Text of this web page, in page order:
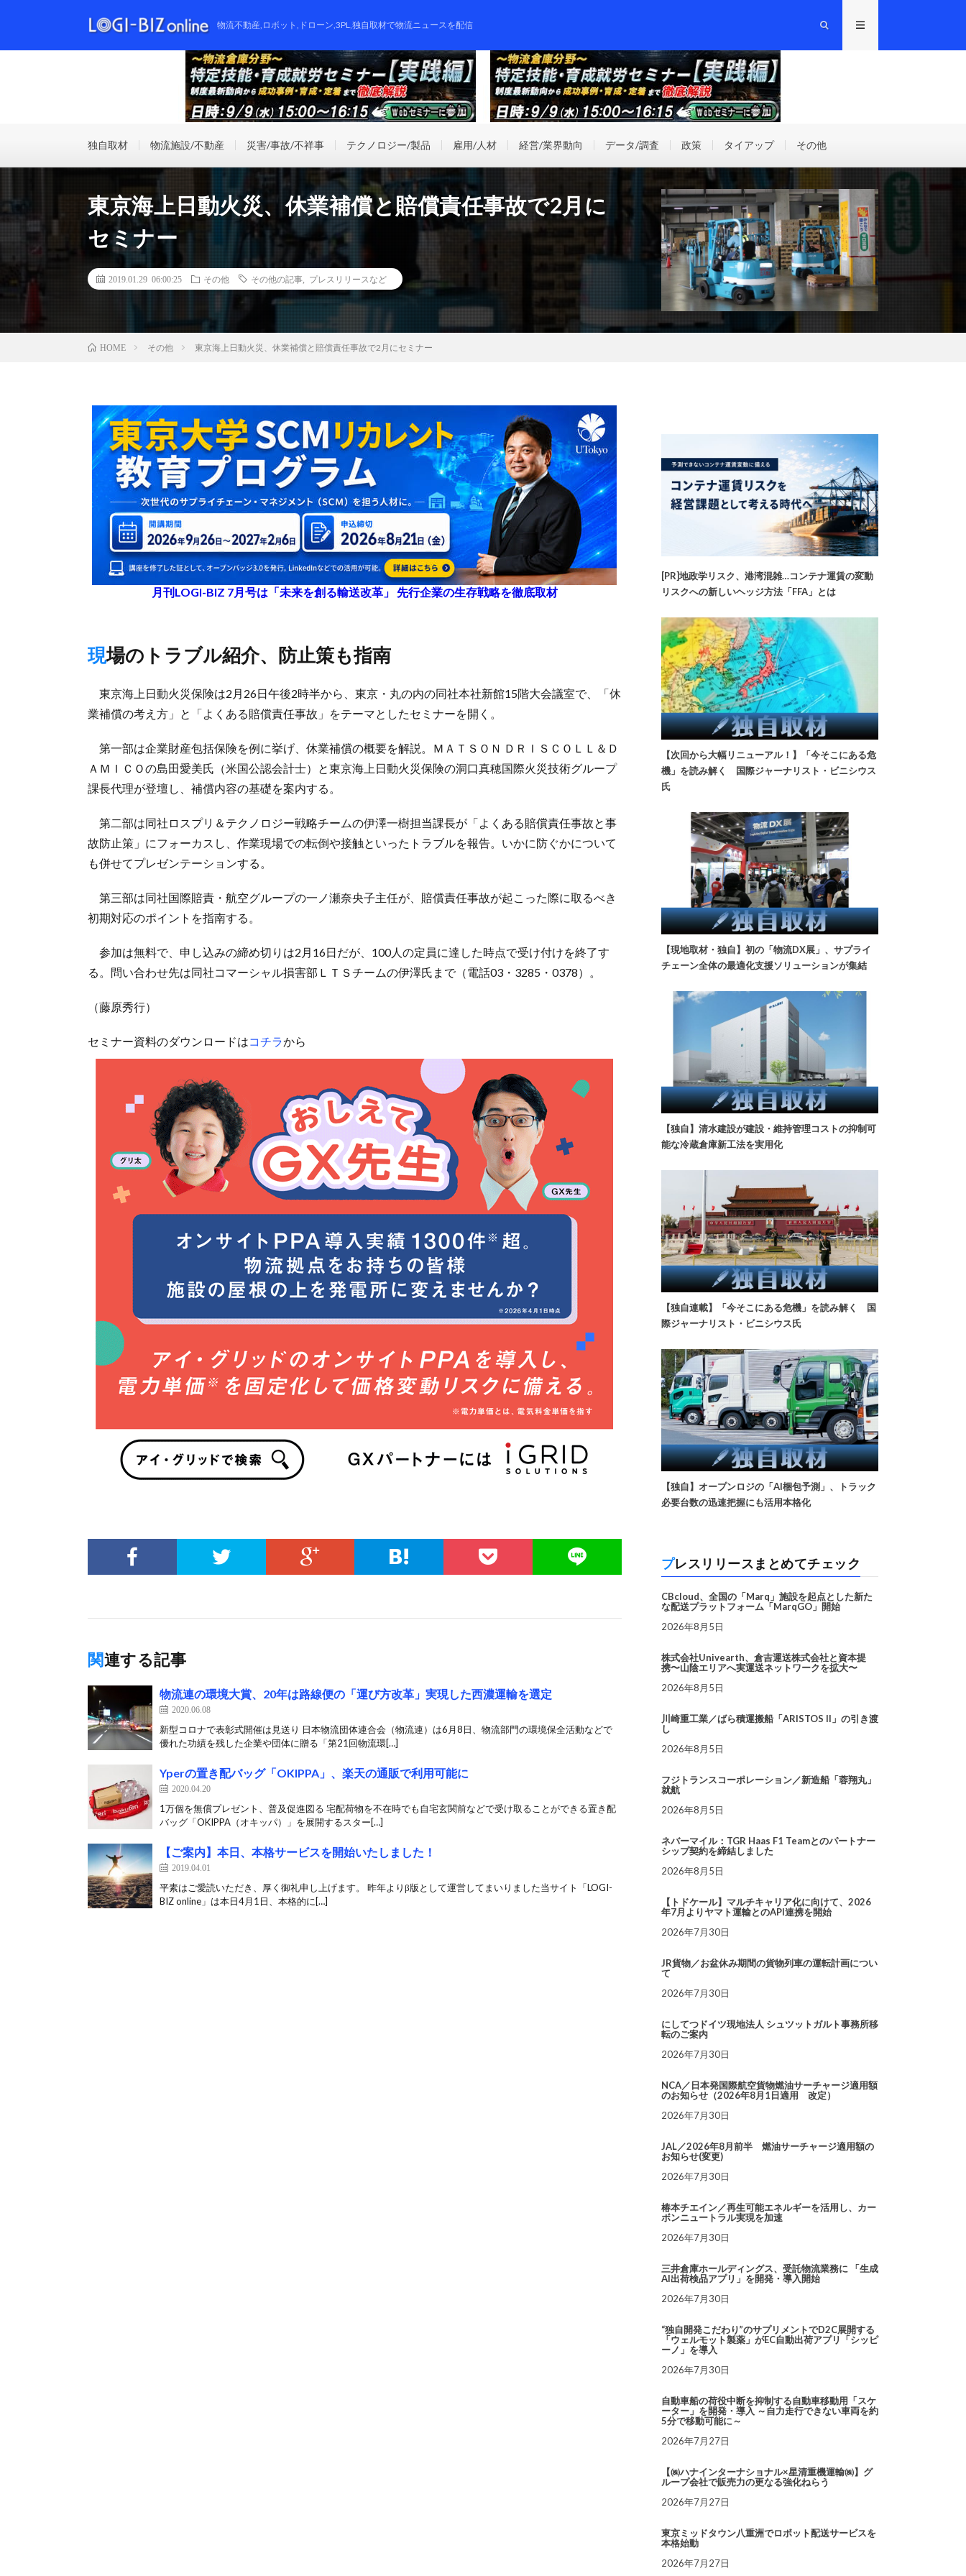
物流不動産,ロボット,ドローン,3PL,独自取材で物流ニュースを配信
独自取材 物流施設/不動産 災害/事故/不祥事 テクノロジー/製品 雇用/人材 経営/業界動向 データ/調査 政策 タイアップ その他
東京海上日動火災、休業補償と賠償責任事故で2月に
セミナー
2019.01.29 06:00:25 その他 その他の記事 プレスリリースなど
HOME その他 東京海上日動火災、休業補償と賠償責任事故で2月にセミナー
月刊LOGI-BIZ 7月号は「未来を創る輸送改革」 先行企業の生存戦略を徹底取材
現場のトラブル紹介、防止策も指南
東京海上日動火災保険は2月26日午後2時半から、東京・丸の内の同社本社新館15階大会議室で、「休
業補償の考え方」と「よくある賠償責任事故」をテーマとしたセミナーを開く。
第一部は企業財産包括保険を例に挙げ、休業補償の概要を解説。ＭＡＴＳＯＮ ＤＲＩＳＣＯＬＬ＆Ｄ
ＡＭＩＣＯの島田愛美氏（米国公認会計士）と東京海上日動火災保険の洞口真穂国際火災技術グループ
課長代理が登壇し、補償内容の基礎を案内する。
第二部は同社ロスプリ＆テクノロジー戦略チームの伊澤一樹担当課長が「よくある賠償責任事故と事
故防止策」にフォーカスし、作業現場での転倒や接触といったトラブルを報告。いかに防ぐかについて
も併せてプレゼンテーションする。
第三部は同社国際賠責・航空グループの一ノ瀬奈央子主任が、賠償責任事故が起こった際に取るべき
初期対応のポイントを指南する。
参加は無料で、申し込みの締め切りは2月16日だが、100人の定員に達した時点で受け付けを終了す
る。問い合わせ先は同社コマーシャル損害部ＬＴＳチームの伊澤氏まで（電話03・3285・0378）。
（藤原秀行）
セミナー資料のダウンロードはコチラから
関連する記事
物流連の環境大賞、20年は路線便の「運び方改革」実現した西濃運輸を選定
2020.06.08
新型コロナで表彰式開催は見送り 日本物流団体連合会（物流連）は6月8日、物流部門の環境保全活動などで
優れた功績を残した企業や団体に贈る「第21回物流環[…]
Yperの置き配バッグ「OKIPPA」、楽天の通販で利用可能に
2020.04.20
1万個を無償プレゼント、普及促進図る 宅配荷物を不在時でも自宅玄関前などで受け取ることができる置き配
バッグ「OKIPPA（オキッパ）」を展開するスター[…]
【ご案内】本日、本格サービスを開始いたしました！
2019.04.01
平素はご愛読いただき、厚く御礼申し上げます。 昨年よりβ版として運営してまいりました当サイト「LOGI-
BIZ online」は本日4月1日、本格的に[…]
[PR]地政学リスク、港湾混雑…コンテナ運賃の変動
リスクへの新しいヘッジ方法「FFA」とは
【次回から大幅リニューアル！】「今そこにある危
機」を読み解く 国際ジャーナリスト・ビニシウス
氏
【現地取材・独自】初の「物流DX展」、サプライ
チェーン全体の最適化支援ソリューションが集結
【独自】清水建設が建設・維持管理コストの抑制可
能な冷蔵倉庫新工法を実用化
【独自連載】「今そこにある危機」を読み解く 国
際ジャーナリスト・ビニシウス氏
【独自】オープンロジの「AI梱包予測」、トラック
必要台数の迅速把握にも活用本格化
プレスリリースまとめてチェック
CBcloud、全国の「Marq」施設を起点とした新た
な配送プラットフォーム「MarqGO」開始
2026年8月5日
株式会社Univearth、倉吉運送株式会社と資本提
携〜山陰エリアへ実運送ネットワークを拡大〜
2026年8月5日
川崎重工業／ばら積運搬船「ARISTOS II」の引き渡
し
2026年8月5日
フジトランスコーポレーション／新造船「蓉翔丸」
就航
2026年8月5日
ネバーマイル：TGR Haas F1 Teamとのパートナー
シップ契約を締結しました
2026年8月5日
【トドケール】マルチキャリア化に向けて、2026
年7月よりヤマト運輸とのAPI連携を開始
2026年7月30日
JR貨物／お盆休み期間の貨物列車の運転計画につい
て
2026年7月30日
にしてつドイツ現地法人 シュツットガルト事務所移
転のご案内
2026年7月30日
NCA／日本発国際航空貨物燃油サーチャージ適用額
のお知らせ（2026年8月1日適用 改定）
2026年7月30日
JAL／2026年8月前半 燃油サーチャージ適用額の
お知らせ(変更)
2026年7月30日
椿本チエイン／再生可能エネルギーを活用し、カー
ボンニュートラル実現を加速
2026年7月30日
三井倉庫ホールディングス、受託物流業務に 「生成
AI出荷検品アプリ」を開発・導入開始
2026年7月30日
“独自開発こだわり”のサプリメントでD2C展開する
「ウェルモット製薬」がEC自動出荷アプリ「シッピ
ーノ」を導入
2026年7月30日
自動車船の荷役中断を抑制する自動車移動用「スケ
ーター」を開発・導入 ～自力走行できない車両を約
5分で移動可能に～
2026年7月27日
【㈱ハナインターナショナル×星清重機運輸㈱】グ
ループ会社で販売力の更なる強化ねらう
2026年7月27日
東京ミッドタウン八重洲でロボット配送サービスを
本格始動
2026年7月27日